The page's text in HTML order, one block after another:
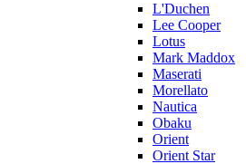
L'Duchen
Lee Cooper
Lotus
Mark Maddox
Maserati
Morellato
Nautica
Obaku
Orient
Orient Star